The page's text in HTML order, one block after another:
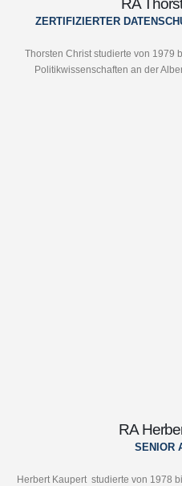
RA
ZERTIFIZIERTER
Thorsten Christ studierte von 1979
Politikwissenschaften an der
RA
SENIOR
Herbert Kaupert studierte von 1978